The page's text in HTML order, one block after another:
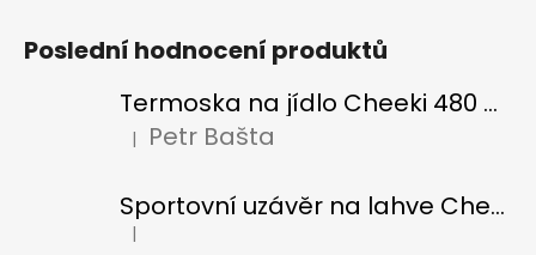
Poslední hodnocení produktů
Termoska na jídlo Cheeki 480 ml Pistachio
Hodnocení produktu je 5 z 5 hvězdiček.
| Petr Bašta
Sportovní uzávěr na lahve Cheeki classic
Hodnocení produktu je 5 z 5 hvězdiček.
|